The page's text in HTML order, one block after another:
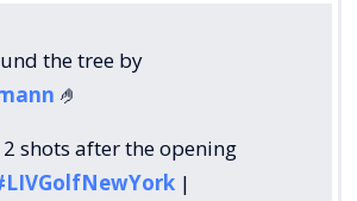
the tree by
🤌
shots after the opening
|